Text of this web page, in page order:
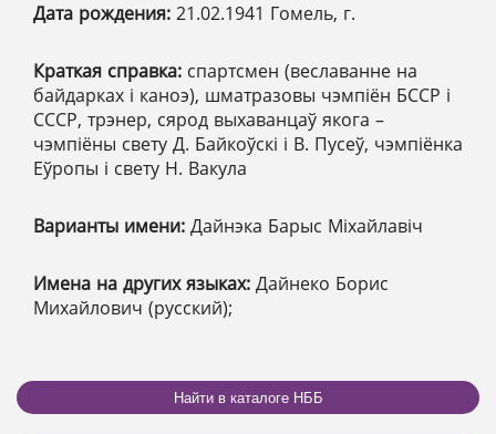
Дата рождения: 21.02.1941 Гомель, г.
Краткая справка: спартсмен (веславанне на
байдарках і каноэ), шматразовы чэмпіён БССР і
СССР, трэнер, сярод выхаванцаў якога –
чэмпіёны свету Д. Байкоўскі і В. Пусеў, чэмпіёнка
Еўропы і свету Н. Вакула
Варианты имени: Дайнэка Барыс Міхайлавіч
Имена на других языках: Дайнеко Борис
Михайлович (русский);
Найти в каталоге НББ